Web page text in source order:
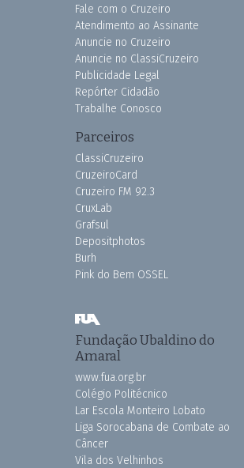
Fale com o Cruzeiro
Atendimento ao Assinante
Anuncie no Cruzeiro
Anuncie no ClassiCruzeiro
Publicidade Legal
Repórter Cidadão
Trabalhe Conosco
Parceiros
ClassiCruzeiro
CruzeiroCard
Cruzeiro FM 92.3
CruxLab
Grafsul
Depositphotos
Burh
Pink do Bem OSSEL
Fundação Ubaldino do
Amaral
www.fua.org.br
Colégio Politécnico
Lar Escola Monteiro Lobato
Liga Sorocabana de Combate ao
Câncer
Vila dos Velhinhos